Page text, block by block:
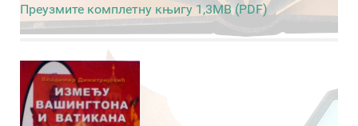
Преузмите комплетну књигу 1,3MB (PDF)